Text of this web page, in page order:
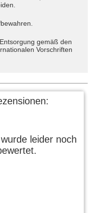
gemäß den
Vorschriften
leider noch